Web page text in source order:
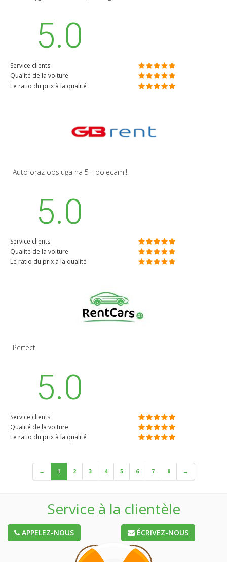
5.0
Service clients
Qualité de la voiture
Le ratio du prix à la qualité
Auto oraz obsluga na 5+ polecam!!!
5.0
Service clients
Qualité de la voiture
Le ratio du prix à la qualité
Perfect
5.0
Service clients
Qualité de la voiture
Le ratio du prix à la qualité
← 1 2 3 4 5 6 7 8 →
Service à la clientèle
APPELEZ-NOUS ÉCRIVEZ-NOUS